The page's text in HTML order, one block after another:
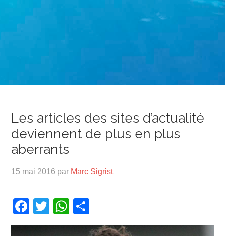
Les articles des sites d’actualité
deviennent de plus en plus
aberrants
15 mai 2016 par Marc Sigrist
Facebook
TwitterWhatsApp